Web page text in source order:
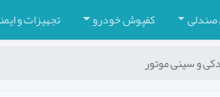
کفپوش خودرو تجهیزات و
و سینی موتور